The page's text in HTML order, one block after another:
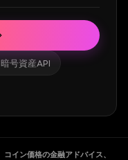
号資産API
イン価格の金融アドバイス、